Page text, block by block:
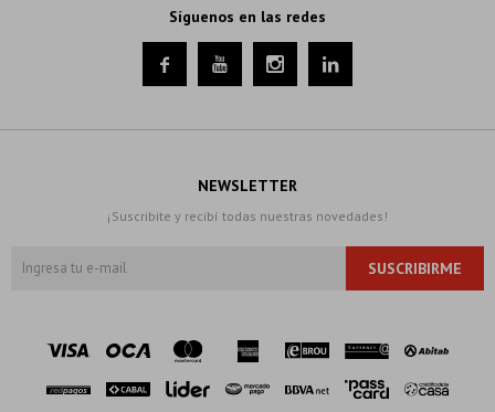
Síguenos en las redes
   
NEWSLETTER
¡Suscribite y recibí todas nuestras novedades!
SUSCRIBIRME